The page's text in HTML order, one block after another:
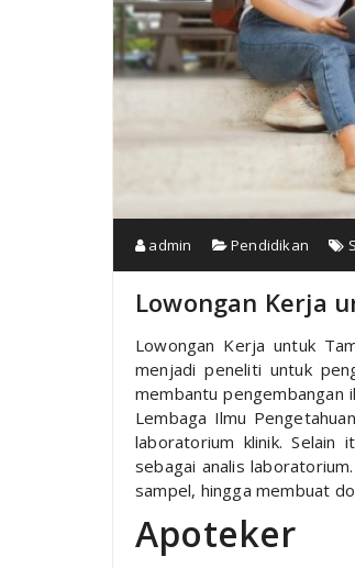
admin Pendidikan
Lowongan Kerja
Lowongan Kerja untuk
menjadi peneliti untuk
membantu pengembangan
Lembaga Ilmu
laboratorium klinik. Selain
sebagai analis
sampel, hingga membuat
Apoteker